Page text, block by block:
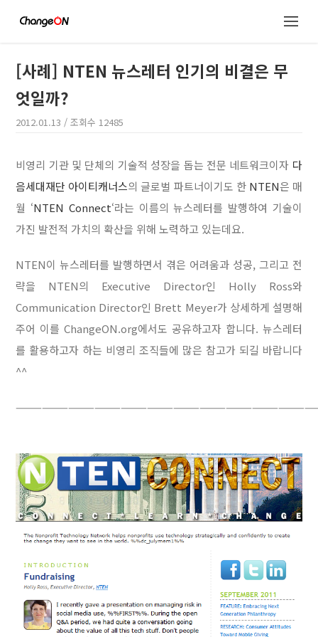
[사례] NTEN 뉴스레터 인기의 비결은 무
엇일까?
2012.01.13 / 조회수12485
비영리 기관 및 단체의 기술적 성장을 돕는 전문 네트워크이자 다
음세대재단 아이티캐너스의 글로벌 파트너이기도 한 NTEN은 매
월 ‘NTEN Connect‘라는 이름의 뉴스레터를 발행하여 기술이
가진 발전적 가치의 확산을 위해 노력하고 있는데요.
NTEN이 뉴스레터를 발행하면서 겪은 어려움과 성공, 그리고 전
략을 NTEN의 Executive Director인 Holly Ross와
Communication Director인 Brett Meyer가 상세하게 설명해
주어 이를 ChangeON.org에서도 공유하고자 합니다. 뉴스레터
를 활용하고자 하는 비영리 조직들에 많은 참고가 되길 바랍니다
^^